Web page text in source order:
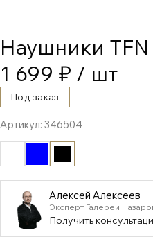
Наушники
1 699 ₽ / шт
Под заказ
Артикул: 346504
Алексей Алексеев
Эксперт Галереи
Получить